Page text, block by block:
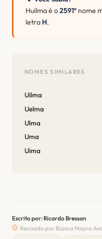
Huilma é o2591º nome
letra H.
NOMES SIMILARES
Uilma
Uelma
Ulma
Uma
Uima
Escrito por: Ricardo Bressan
Revisado por Bianca Mayra